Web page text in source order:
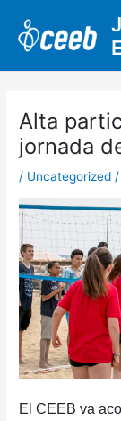
contingut
Alta
jornada
/ Uncategorized /
El CEEB va